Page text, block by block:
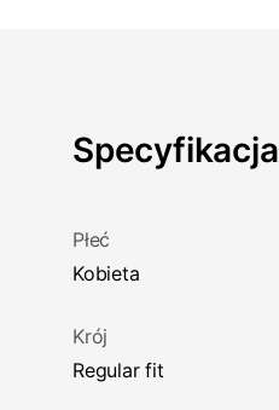
Specyfikacja
Płeć
Kobieta
Krój
regular fit